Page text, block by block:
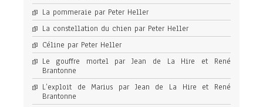
La pommeraie par Peter Heller
La constellation du chien par Peter Heller
Céline par Peter Heller
Le gouffre mortel par Jean de La Hire et René
Brantonne
L’exploit de Marius par Jean de La Hire et René
Brantonne